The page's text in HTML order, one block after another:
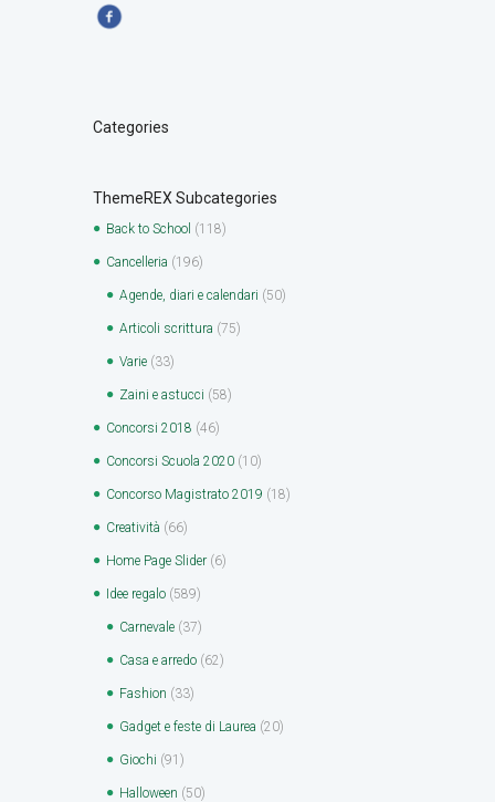
Categories
ThemeREX Subcategories
Back to School (118)
Cancelleria (196)
Agende, diari e calendari (50)
Articoli scrittura (75)
Varie (33)
Zaini e astucci (58)
Concorsi 2018 (46)
Concorsi Scuola 2020 (10)
Concorso Magistrato 2019 (18)
Creatività (66)
Home Page Slider (6)
Idee regalo (589)
Carnevale (37)
Casa e arredo (62)
Fashion (33)
Gadget e feste di Laurea (20)
Giochi (91)
Halloween (50)